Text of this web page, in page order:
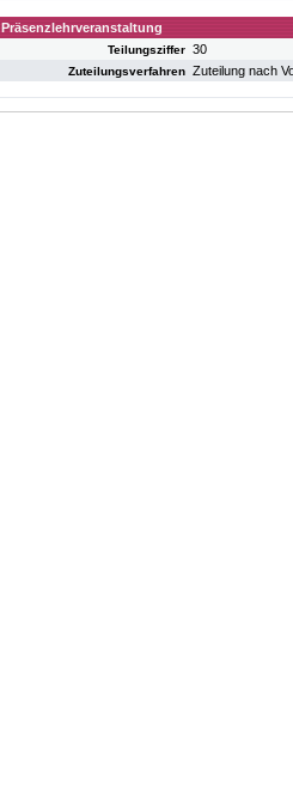
Präsenzlehrveranstaltung
Teilungsziffer 30
Zuteilungsverfahren Zuteilung nach